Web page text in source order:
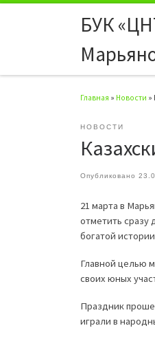
Перейти к содержимому
БУК
Главная » Новости »
НОВОСТИ
Опубликовано
21 марта в
отметить сразу
богатой
Главной целью
своих юных
Праздник
играли в